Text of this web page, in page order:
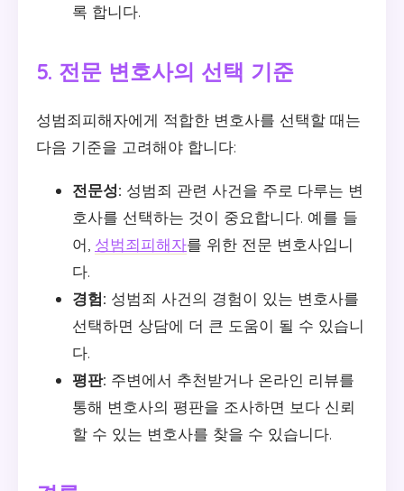
록 합니다.
5. 전문 변호사의 선택 기준
성범죄피해자에게 적합한 변호사를 선택할 때는
다음 기준을 고려해야 합니다:
전문성: 성범죄 관련 사건을 주로 다루는 변
호사를 선택하는 것이 중요합니다. 예를 들
어, 성범죄피해자를 위한 전문 변호사입니
다.
경험: 성범죄 사건의 경험이 있는 변호사를
선택하면 상담에 더 큰 도움이 될 수 있습니
다.
평판: 주변에서 추천받거나 온라인 리뷰를
통해 변호사의 평판을 조사하면 보다 신뢰
할 수 있는 변호사를 찾을 수 있습니다.